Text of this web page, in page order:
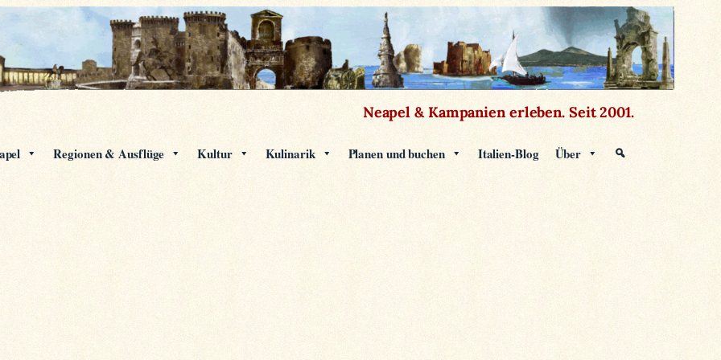
Neapel & Kampanien erleben. Seit 2001.
Regionen & Ausflüge Kultur Kulinarik Planen und buchen Italien-Blog Über